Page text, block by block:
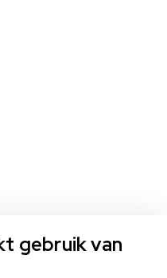
gebruik van